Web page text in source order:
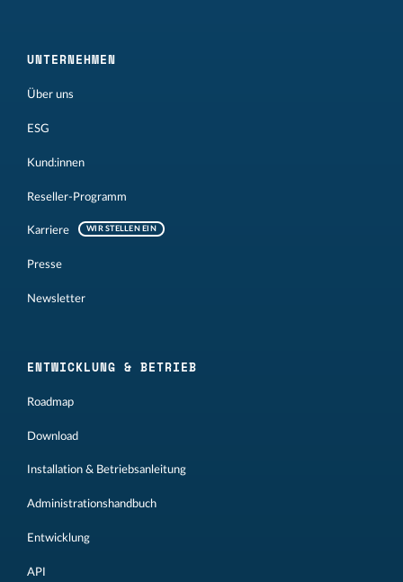
UNTERNEHMEN
Über uns
ESG
Kund:innen
Reseller-Programm
Karriere WIR STELLEN EIN
Presse
Newsletter
ENTWICKLUNG & BETRIEB
Roadmap
Download
Installation & Betriebsanleitung
Administrationshandbuch
Entwicklung
API